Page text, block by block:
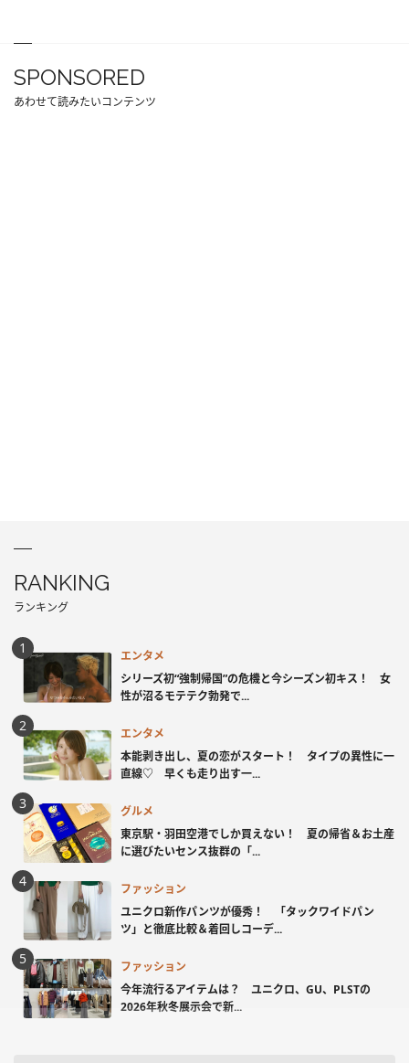
SPONSORED
あわせて読みたいコンテンツ
RANKING
ランキング
エンタメ
シリーズ初“強制帰国”の危機と今シーズン初キス！ 女
性が沼るモテテク勃発で...
エンタメ
本能剥き出し、夏の恋がスタート！ タイプの異性に一
直線♡ 早くも走り出す一...
グルメ
東京駅・羽田空港でしか買えない！ 夏の帰省＆お土産
に選びたいセンス抜群の「...
ファッション
ユニクロ新作パンツが優秀！ 「タックワイドパン
ツ」と徹底比較＆着回しコーデ...
ファッション
今年流行るアイテムは？ ユニクロ、GU、PLSTの
2026年秋冬展示会で新...